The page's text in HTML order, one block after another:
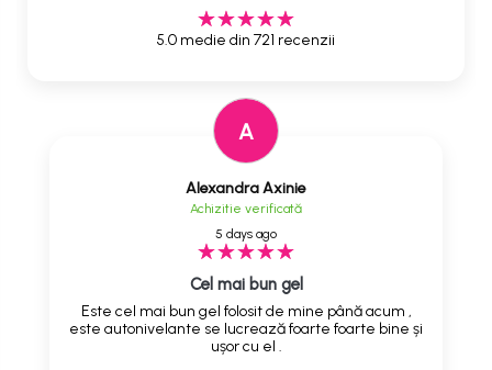
5.0 medie din 721 recenzii
A
Alexandra Axinie
Achizitie verificată
5 days ago
Cel mai bun gel
Este cel mai bun gel folosit de mine până acum ,
este autonivelante se lucrează foarte foarte bine și
ușor cu el .